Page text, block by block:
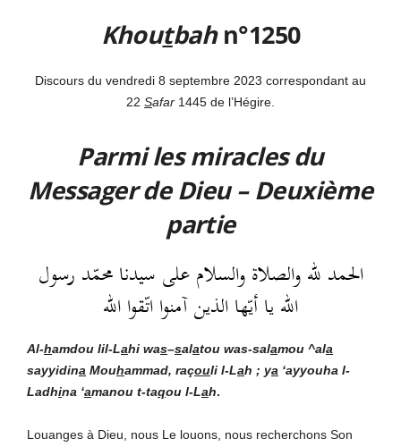
Khoutbahn°1250
Discours du vendredi 8 septembre 2023 correspondant au
22 Safar 1445 de l’Hégire.
Parmi les miracles du
Messager de Dieu – Deuxième
partie
الحمد لله والصلاة والسلام على سيدنا محمّد رسول
الله يا أيّها الذين آمنوا اتّقوا الله
Al-hamdou lil-Lahi was–salatou was-salamou ^ala
sayyidina Mouhammad, raçouli l-Lah ; ya ‘ayyouha l-
Ladhina ‘amanou t-taqou l-Lah.
Louanges à Dieu, nous Le louons, nous recherchons Son